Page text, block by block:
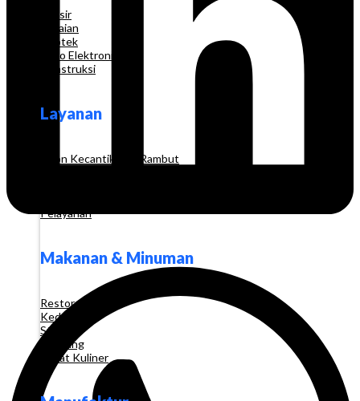
Grosir
Pakaian
Apotek
Toko Elektronik
Konstruksi
Layanan
Salon Kecantikan & Rambut
Pelayanan
Makanan & Minuman
Restoran
Kedai Kopi
Stan
Katering
Pusat Kuliner